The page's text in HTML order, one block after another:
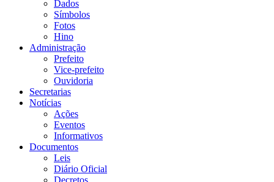
Dados
Símbolos
Fotos
Hino
Administração
Prefeito
Vice-prefeito
Ouvidoria
Secretarias
Notícias
Ações
Eventos
Informativos
Documentos
Leis
Diário Oficial
Decretos